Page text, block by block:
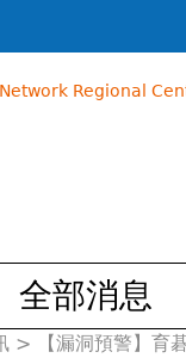
Regional
全部消息
> 【漏洞預警】